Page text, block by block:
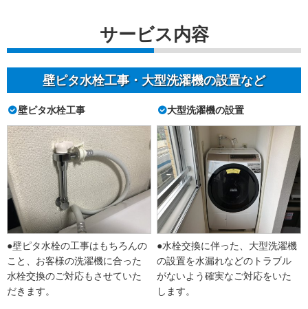
サービス内容
壁ピタ水栓工事・大型洗濯機の設置など
壁ピタ水栓工事
●壁ピタ水栓の工事はもちろんの
こと、お客様の洗濯機に合った
水栓交換のご対応もさせていた
だきます。
大型洗濯機の設置
●水栓交換に伴った、大型洗濯機
の設置を水漏れなどのトラブル
がないよう確実なご対応をいた
します。